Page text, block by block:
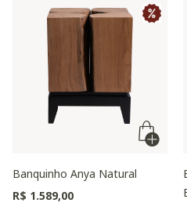
Banquinho Anya Natural
R$ 1.589,00